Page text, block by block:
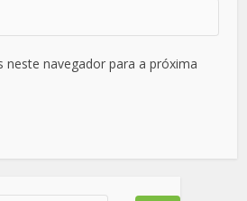
neste navegador para a próxima